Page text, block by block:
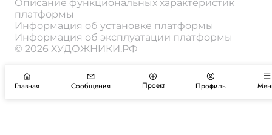
Описание функциональных характеристик
платформы
Информация об установке платформы
Информация об эксплуатации платформы
© 2026 ХУДОЖНИКИ.РФ
Главная Сообщения Проект Профиль